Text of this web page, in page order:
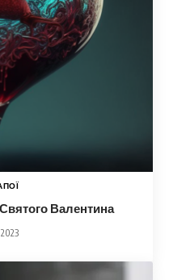
Валентина